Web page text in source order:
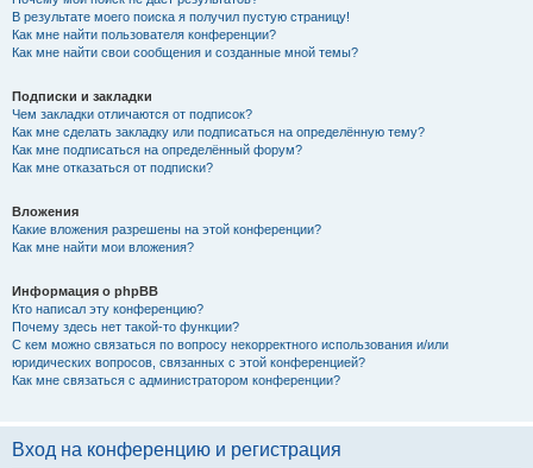
В результате моего поиска я получил пустую страницу!
Как мне найти пользователя конференции?
Как мне найти свои сообщения и созданные мной темы?
Подписки и закладки
Чем закладки отличаются от подписок?
Как мне сделать закладку или подписаться на определённую тему?
Как мне подписаться на определённый форум?
Как мне отказаться от подписки?
Вложения
Какие вложения разрешены на этой конференции?
Как мне найти мои вложения?
Информация о phpBB
Кто написал эту конференцию?
Почему здесь нет такой-то функции?
С кем можно связаться по вопросу некорректного использования и/или
юридических вопросов, связанных с этой конференцией?
Как мне связаться с администратором конференции?
Вход на конференцию и регистрация